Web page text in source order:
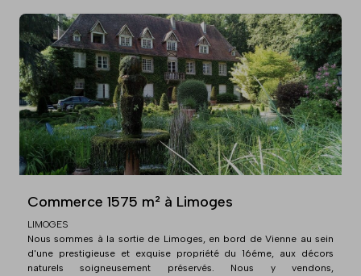
Commerce 1575 m² à Limoges
LIMOGES
Nous sommes à la sortie de Limoges, en bord de Vienne au sein
d'une prestigieuse et exquise propriété du 16éme, aux décors
naturels soigneusement préservés. Nous y vendons,